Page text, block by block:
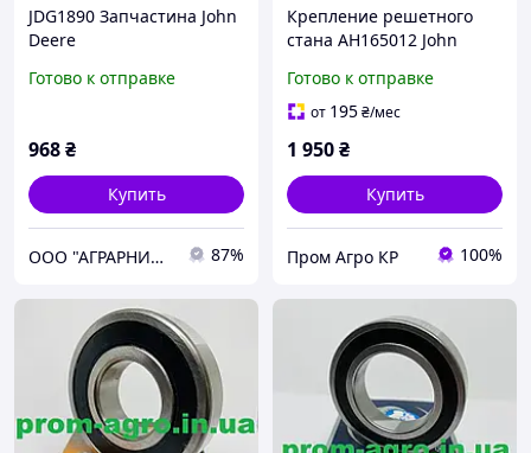
JDG1890 Запчастина John
Deere
Готово к отправке
968₴
Купить
ООО "АГРАРНИК ТС", г. Харьков 87%
Крепление решетного
стана AH165012 John
Готово к отправке
от 195₴/мес
1 950₴
Купить
Пром Агро КР 100%